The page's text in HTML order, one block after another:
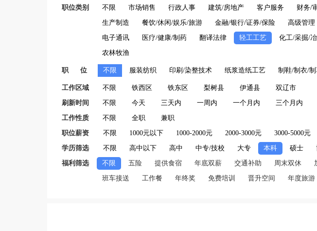
职位类别 不限 市场销售 行政人事 建筑/房地产 客户服务 财务/
生产制造 餐饮/休闲/娱乐/旅游 金融/银行/证券/保险 高级管理
电子通讯 医疗/健康/制药 翻译法律 轻工工艺 化工/采掘/
农林牧渔
职 位 不限 服装纺织 印刷/染整技术 纸浆造纸工艺 制鞋/制衣/
工作区域 不限 铁西区 铁东区 梨树县 伊通县 双辽市
刷新时间 不限 今天 三天内 一周内 一个月内 三个月内
工作性质 不限 全职 兼职
职位薪资 不限 1000元以下 1000-2000元 2000-3000元 3000-5000元
学历筛选 不限 高中以下 高中 中专/技校 大专 本科 硕士
福利筛选 不限 五险 提供食宿 年底双薪 交通补助 周末双休
班车接送 工作餐 年终奖 免费培训 晋升空间 年度旅游